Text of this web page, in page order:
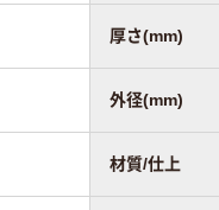
厚さ(mm)
外径(mm)
材質/仕上